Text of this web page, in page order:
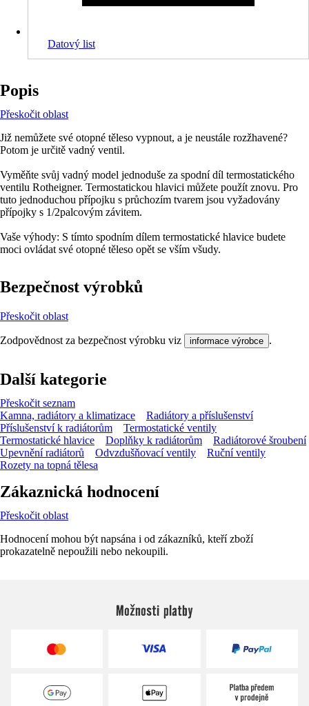
Datový list
Popis
Přeskočit oblast
Již nemůžete své otopné těleso vypnout, a je neustále rozžhavené?
Potom je určitě vadný ventil.
Vyměňte svůj vadný model jednoduše za spodní díl termostatického
ventilu Rotheigner. Termostatickou hlavici můžete použít znovu. Pro
tuto jednoduchou přípojku s průchozím tvarem jsou vyžadovány
přípojky s 1/2palcovým závitem.
Vaše výhody: S tímto spodním dílem termostatické hlavice budete
moci ovládat své otopné těleso opět se vším všudy.
Bezpečnost výrobků
Přeskočit oblast
Zodpovědnost za bezpečnost výrobku viz informace výrobce .
Další kategorie
Přeskočit seznam
Kamna, radiátory a klimatizace
Radiátory a příslušenství
Příslušenství k radiátorům
Termostatické ventily
Termostatické hlavice
Doplňky k radiátorům
Radiátorové šroubení
Upevnění radiátorů
Odvzdušňovací ventily
Ruční ventily
Rozety na topná tělesa
Zákaznická hodnocení
Přeskočit oblast
Hodnocení mohou být napsána i od zákazníků, kteří zboží
prokazatelně nepoužili nebo nekoupili.
Možnosti platby